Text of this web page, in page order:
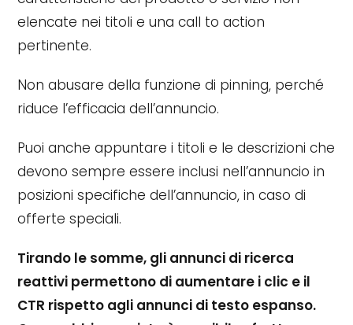
elencate nei titoli e una call to action
pertinente.
Non abusare della funzione di pinning, perché
riduce l’efficacia dell’annuncio.
Puoi anche appuntare i titoli e le descrizioni che
devono sempre essere inclusi nell’annuncio in
posizioni specifiche dell’annuncio, in caso di
offerte speciali.
Tirando le somme, gli annunci di ricerca
reattivi permettono di aumentare i clic e il
CTR rispetto agli annunci di testo espanso.